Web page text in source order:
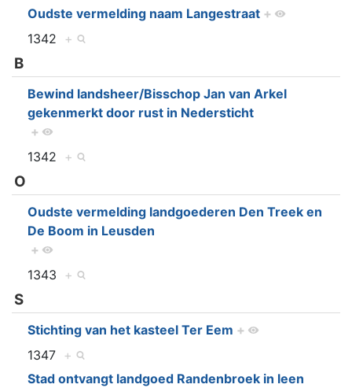
Oudste vermelding naam Langestraat +
1342 +
B
Bewind landsheer/Bisschop Jan van Arkel
gekenmerkt door rust in Nedersticht
+
1342 +
O
Oudste vermelding landgoederen Den Treek en
De Boom in Leusden
+
1343 +
S
Stichting van het kasteel Ter Eem +
1347 +
Stad ontvangt landgoed Randenbroek in leen